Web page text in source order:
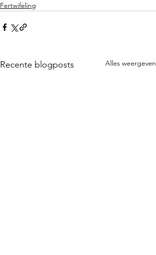
Fertwifeling
Recente blogposts Alles weergeven